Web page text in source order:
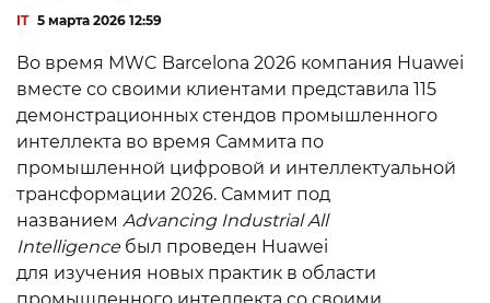
IT 5 марта 2026 12:59
Во время MWC Barcelona 2026 компания Huawei
вместе со своими клиентами представила 115
демонстрационных стендов промышленного
интеллекта во время Саммита по
промышленной цифровой и интеллектуальной
трансформации 2026. Саммит под
названием Advancing Industrial All
Intelligence был проведен Huawei
для изучения новых практик в области